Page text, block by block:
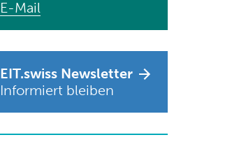
E-Mail
EIT.swiss Newsletter
Informiert bleiben